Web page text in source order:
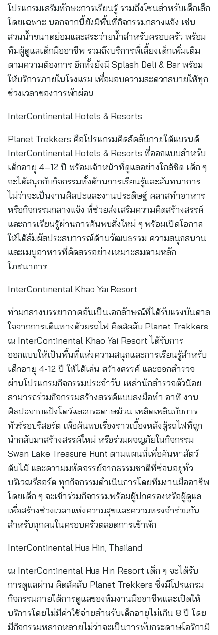
โปรแกรมเสริมทักษะการเรียนรู้ รวมถึงโซนสำหรับเด็กเล็ก
โดยเฉพาะ นอกจากนี้ยังมีพื้นที่กิจกรรมกลางแจ้ง เช่น
สวนน้ำขนาดย่อมและสระว่ายน้ำสำหรับครอบครัว พร้อม
ทีมผู้ดูแลเด็กมืออาชีพ รวมถึงบริการพี่เลี้ยงเด็กเพิ่มเติม
ตามความต้องการ อีกทั้งยังมี Splash Deli & Bar พร้อม
ให้บริการภายในโรงแรม เพื่อมอบความสะดวกสบายให้ทุก
ช่วงเวลาของการพักผ่อน
InterContinental Hotels & Resorts
Planet Trekkers คือโปรแกรมคิดส์คลับภายใต้แบรนด์
InterContinental Hotels & Resorts ที่ออกแบบสำหรับ
เด็กอายุ 4–12 ปี พร้อมเจ้าหน้าที่ดูแลอย่างใกล้ชิด เด็ก ๆ
จะได้สนุกกับกิจกรรมทั้งด้านการเรียนรู้และสันทนาการ
ไม่ว่าจะเป็นงานศิลปะและงานประดิษฐ์ คลาสทำอาหาร
หรือกิจกรรมกลางแจ้ง ที่ช่วยส่งเสริมความคิดสร้างสรรค์
และการเรียนรู้ผ่านการค้นพบสิ่งใหม่ ๆ พร้อมเปิดโอกาส
ให้ได้สัมผัสประสบการณ์ด้านวัฒนธรรม ความสนุกสนาน
และเมนูอาหารที่คัดสรรอย่างเหมาะสมตามหลัก
โภชนาการ
InterContinental Khao Yai Resort
ท่ามกลางบรรยากาศอันเป็นเอกลักษณ์ที่ได้รับแรงบันดาล
ใจจากการเดินทางด้วยรถไฟ คิดส์คลับ Planet Trekkers
ณ InterContinental Khao Yai Resort ได้รับการ
ออกแบบให้เป็นพื้นที่แห่งความสนุกและการเรียนรู้สำหรับ
เด็กอายุ 4-12 ปี ให้ได้เล่น สร้างสรรค์ และออกสำรวจ
ผ่านโปรแกรมกิจกรรมประจำวัน เหล่านักสำรวจตัวน้อย
สามารถร่วมกิจกรรมสร้างสรรค์แบบลงมือทำ อาทิ งาน
ศิลปะจากแป้งโดว์และกระดาษม้วน เพลิดเพลินกับการ
ทัวร์รอบรีสอร์ต เพื่อค้นพบเรื่องราวเบื้องหลังตู้รถไฟที่ถูก
นำกลับมาสร้างสรรค์ใหม่ หรือร่วมผจญภัยในกิจกรรม
Swan Lake Treasure Hunt ตามแผนที่เพื่อค้นหาสัตว์
ต้นไม้ และความมหัศจรรย์จากธรรมชาติที่ซ่อนอยู่ทั่ว
บริเวณรีสอร์ต ทุกกิจกรรมดำเนินการโดยทีมงานมืออาชีพ
โดยเด็ก ๆ จะเข้าร่วมกิจกรรมพร้อมผู้ปกครองหรือผู้ดูแล
เพื่อสร้างช่วงเวลาแห่งความสุขและความทรงจำร่วมกัน
สำหรับทุกคนในครอบครัวตลอดการเข้าพัก
InterContinental Hua Hin, Thailand
ณ InterContinental Hua Hin Resort เด็ก ๆ จะได้รับ
การดูแลผ่าน คิดส์คลับ Planet Trekkers ซึ่งมีโปรแกรม
กิจกรรมภายใต้การดูแลของทีมงานมืออาชีพและเปิดให้
บริการโดยไม่มีค่าใช้จ่ายสำหรับเด็กอายุไม่เกิน 8 ปี โดย
มีกิจกรรมหลากหลายไม่ว่าจะเป็นการพับกระดาษโอริกามิ